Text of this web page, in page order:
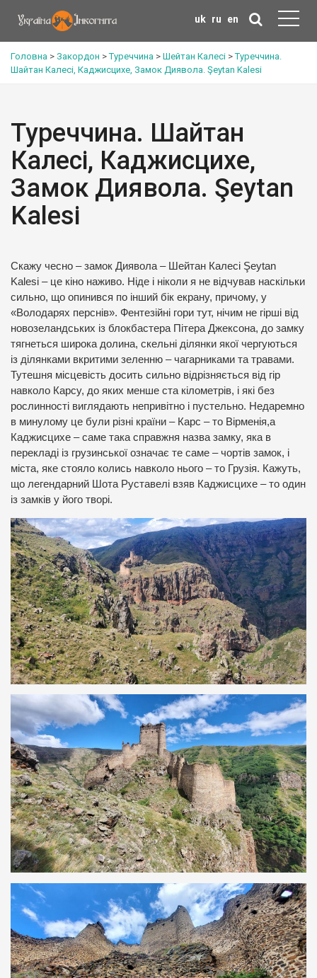
uk ru en
Головна > Закордон >Туреччина > Шейтан Калесі >Туреччина.
Шайтан Калесі, Каджисцихе, Замок Диявола. Şeytan Kalesi
Туреччина. Шайтан
Калесі, Каджисцихе,
Замок Диявола. Şeytan
Kalesi
Скажу чесно – замок Диявола – Шейтан Калесі Şeytan
Kalesi – це кіно наживо. Ніде і ніколи я не відчував наскільки
сильно, що опинився по інший бік екрану, причому, у
«Володарях перснів». Фентезійні гори тут, нічим не гірші від
новозеландських із блокбастера Пітера Джексона, до замку
тягнеться широка долина, скельні ділянки якої чергуються
із ділянками вкритими зеленню – чагарниками та травами.
Тутешня місцевість досить сильно відрізняється від гір
навколо Карсу, до яких менше ста кілометрів, і які без
рослинності виглядають непривітно і пустельно. Недаремно
в минулому це були різні країни – Карс – то Вірменія,а
Каджисцихе – саме така справжня назва замку, яка в
перекладі із грузинської означає те саме – чортів замок, і
міста, яке стояло колись навколо нього – то Грузія. Кажуть,
що легендарний Шота Руставелі взяв Каджисцихе – то один
із замків у його творі.